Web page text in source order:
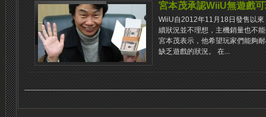
宮本茂承認WiiU無遊戲
WiiU自2012年11月18日發售以
續狀況並不理想，主機銷量也不
宮本茂表示，他希望玩家們能夠
缺乏遊戲的狀況。 在...